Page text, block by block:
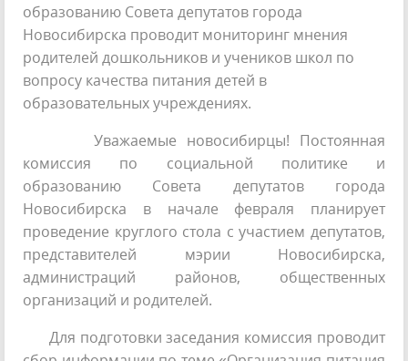
образованию Совета депутатов города
Новосибирска проводит мониторинг мнения
родителей дошкольников и учеников школ по
вопросу качества питания детей в
образовательных учреждениях.
Уважаемые новосибирцы! Постоянная
комиссия по социальной политике и
образованию Совета депутатов города
Новосибирска в начале февраля планирует
проведение круглого стола с участием депутатов,
представителей мэрии Новосибирска,
администраций районов, общественных
организаций и родителей.
Для подготовки заседания комиссия проводит